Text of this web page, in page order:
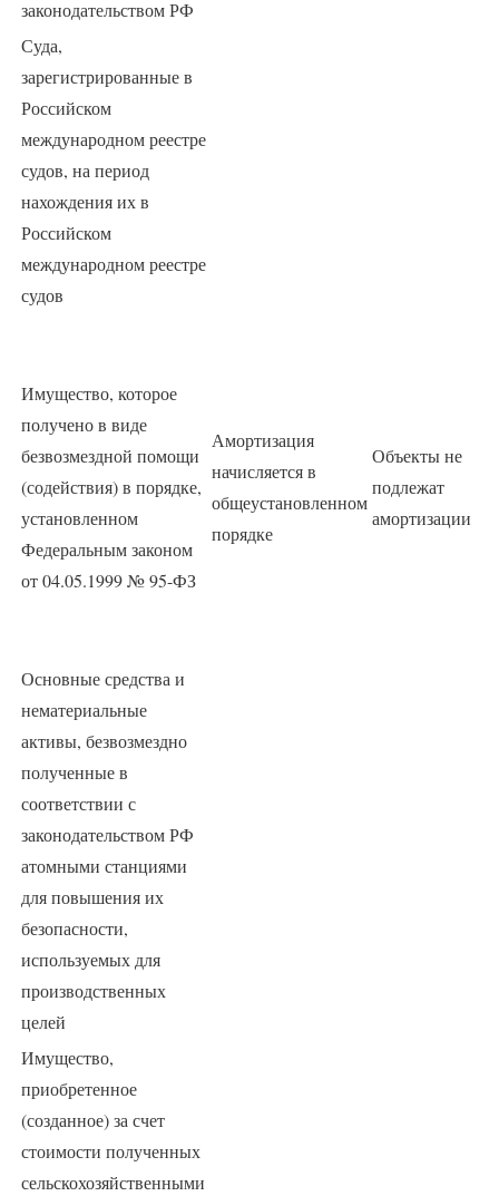
законодательством РФ
Суда,
зарегистрированные в
Российском
международном реестре
судов, на период
нахождения их в
Российском
международном реестре
судов
Имущество, которое
получено в виде
безвозмездной помощи
(содействия) в порядке,
установленном
Федеральным законом
от 04.05.1999 № 95-ФЗ
Амортизация
начисляется в
общеустановленном
порядке
Объекты не
подлежат
амортизации
Основные средства и
нематериальные
активы, безвозмездно
полученные в
соответствии с
законодательством РФ
атомными станциями
для повышения их
безопасности,
используемых для
производственных
целей
Имущество,
приобретенное
(созданное) за счет
стоимости полученных
сельскохозяйственными